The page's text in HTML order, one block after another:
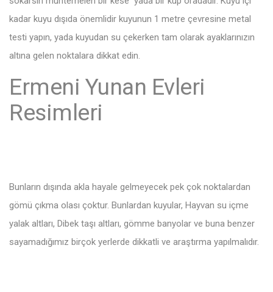
kadar kuyu dışıda önemlidir kuyunun 1 metre çevresine metal
testi yapın, yada kuyudan su çekerken tam olarak ayaklarınızın
altına gelen noktalara dikkat edin.
Ermeni Yunan Evleri
Resimleri
Bunların dışında akla hayale gelmeyecek pek çok noktalardan
gömü çıkma olası çoktur. Bunlardan kuyular, Hayvan su içme
yalak altları, Dibek taşı altları, gömme banyolar ve buna benzer
sayamadığımız birçok yerlerde dikkatli ve araştırma yapılmalıdır.